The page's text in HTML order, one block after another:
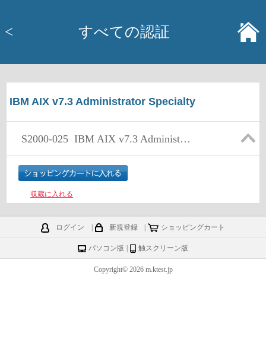
< すべての認証
IBM AIX v7.3 Administrator Specialty
S2000-025 IBM AIX v7.3 Administrator Specialty
収蔵に入れる
ログイン 新規登録 ショッピングカート
パソコン版 触スクリーン版
Copyright© 2026 m.ktest.jp